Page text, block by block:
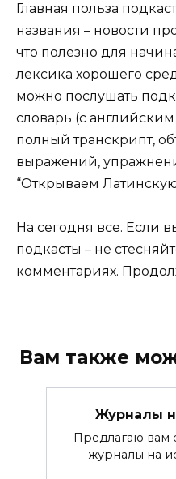
Главная польза
названия – новости
что полезно для
лексика хорошего
можно послушать
словарь (с
полный транскрипт,
выражений,
“Открываем
На сегодня все. Если
подкасты – не
комментариях.
Вам также
Журналы
Предлагаю вам
журналы на